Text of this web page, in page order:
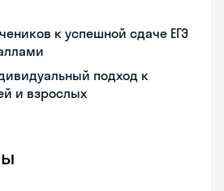
к успешной сдаче ЕГЭ
подход к
и взрослых